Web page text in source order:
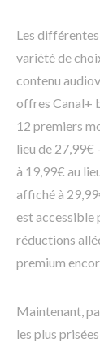
Les
variété de
contenu
offres Canal+
12 premiers
lieu de 27,99€
à 19,99€ au
affiché à
est accessible
réductions
premium
Maintenant,
les plus